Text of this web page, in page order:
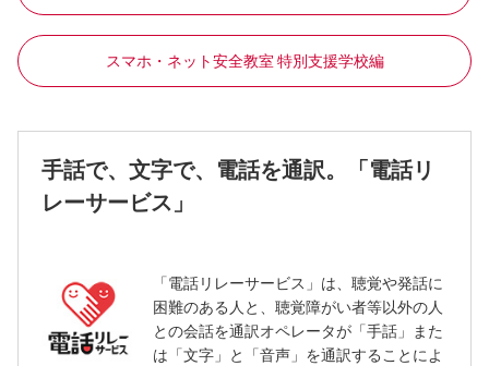
スマホ・ネット安全教室 特別支援学校編
手話で、文字で、電話を通訳。「電話リ
レーサービス」
「電話リレーサービス」は、聴覚や発話に
困難のある人と、聴覚障がい者等以外の人
との会話を通訳オペレータが「手話」また
は「文字」と「音声」を通訳することによ